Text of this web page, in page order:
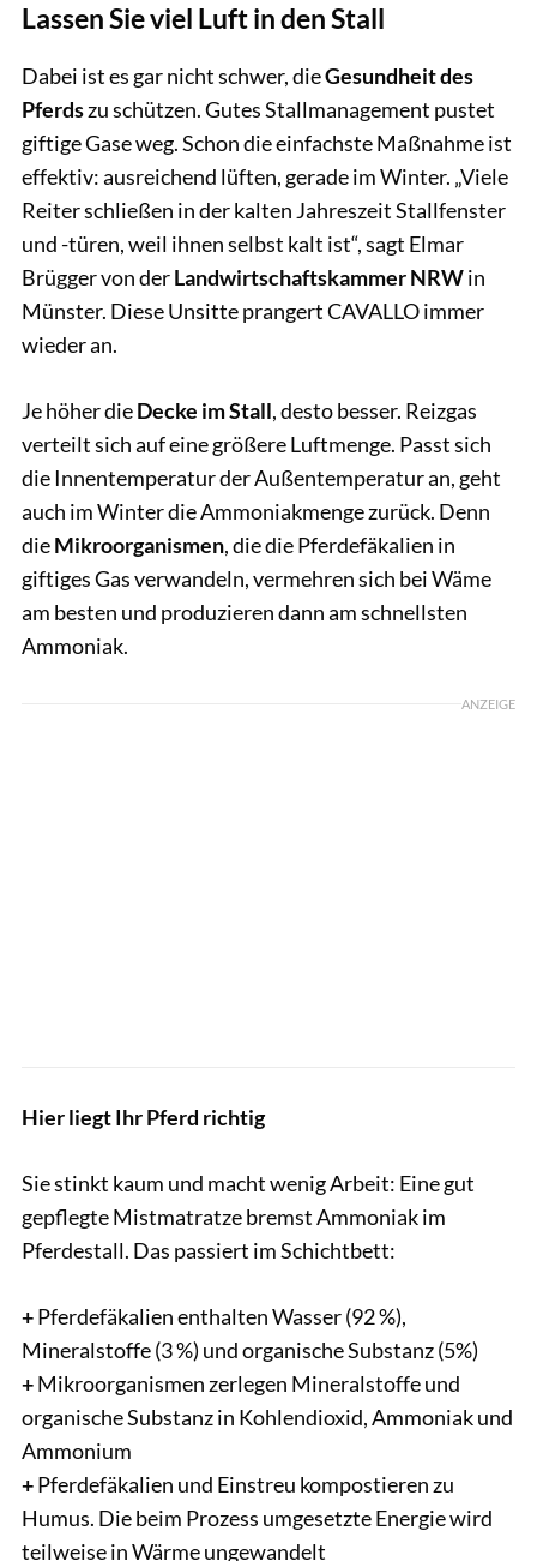
Lassen Sie viel Luft in den Stall
Dabei ist es gar nicht schwer, dieGesundheit des
Pferdszu schützen. Gutes Stallmanagement pustet
giftige Gase weg. Schon die einfachste Maßnahme ist
effektiv: ausreichend lüften, gerade im Winter. „Viele
Reiter schließen in der kalten Jahreszeit Stallfenster
und -türen, weil ihnen selbst kalt ist“, sagt Elmar
Brügger von derLandwirtschaftskammer NRWin
Münster. Diese Unsitte prangert CAVALLO immer
wieder an.
Je höher dieDecke im Stall, desto besser. Reizgas
verteilt sich auf eine größere Luftmenge. Passt sich
die Innentemperatur der Außentemperatur an, geht
auch im Winter die Ammoniakmenge zurück. Denn
dieMikroorganismen, die die Pferdefäkalien in
giftiges Gas verwandeln, vermehren sich bei Wäme
am besten und produzieren dann am schnellsten
Ammoniak.
ANZEIGE
Hier liegt Ihr Pferd richtig
Sie stinkt kaum und macht wenig Arbeit: Eine gut
gepflegte Mistmatratze bremst Ammoniak im
Pferdestall. Das passiert im Schichtbett:
+Pferdefäkalien enthalten Wasser (92 %),
Mineralstoffe (3 %) und organische Substanz (5%)
+Mikroorganismen zerlegen Mineralstoffe und
organische Substanz in Kohlendioxid, Ammoniak und
Ammonium
+Pferdefäkalien und Einstreu kompostieren zu
Humus. Die beim Prozess umgesetzte Energie wird
teilweise in Wärme ungewandelt